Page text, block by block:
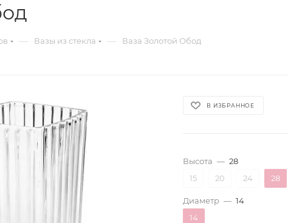
— Вазы из стекла — Ваза Золотой Обод
В ИЗБРАННОЕ
Высота — 28
15
20 24 28
Диаметр — 14
14